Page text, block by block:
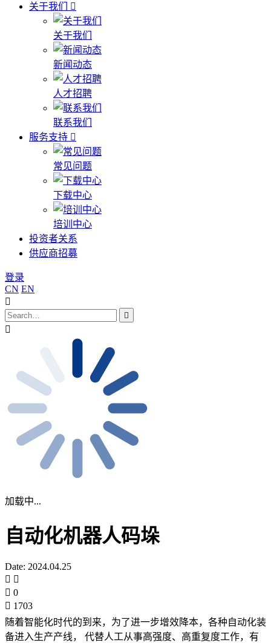
关于我们
关于我们
新闻动态
人才招聘
联系我们
服务支持
常见问题
下载中心
培训中心
投资者关系
供应商招募
登录
CN EN
加载中...
自动化机器人码垛
Date: 2024.04.25
0
1703
随着智能化时代的到来，为了进一步增效降本，各种自动化装
备进入生产产线，
代替人工从事高强度、高重复度工作，有